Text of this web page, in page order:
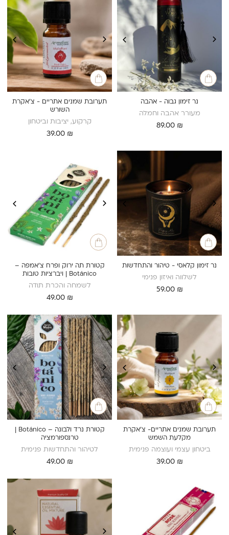
נר זימון גבוה - אהבה
מעורר אהבה וחמלה
89.00 ₪
תערובת שמנים אתריים - צ’אקרת
השורש
קרקוע, יציבות וביטחון
39.00 ₪
נר זימון קלאסי - טיהור והתחדשות
לשלווה ואיזון פנימי
59.00 ₪
קטורת תה ירוק ופרח צ’אמפה –
Botánico | ויברציות טובות
לשמחה והכרת תודה
49.00 ₪
תערובת שמנים אתריים- צ’אקרת
מקלעת השמש
ביטחון עצמי ועוצמה פנימית
39.00 ₪
טרנספורמציה
לטיהור והתחדשות פנימית
49.00 ₪